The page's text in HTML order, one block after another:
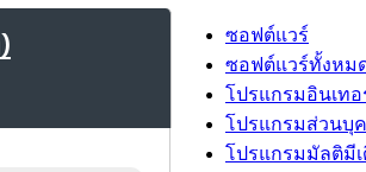
ซอฟต์แวร์
ซอฟต์แวร์ทั้งหม
โปรแกรมอินเทอ
โปรแกรมส่วนบุ
โปรแกรมมัลติมีเ